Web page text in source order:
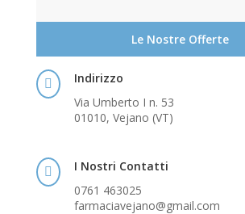
Le Nostre Offerte

Indirizzo
Via Umberto I n. 53
01010, Vejano (VT)

I Nostri Contatti
0761 463025
farmaciavejano@gmail.com